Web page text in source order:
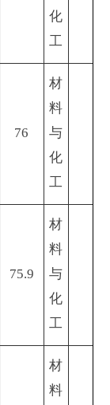
化
工
76
材
料
与
化
工
75.9
材
料
与
化
工
材
料